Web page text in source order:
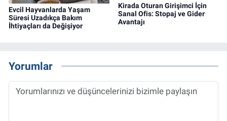
Evcil Hayvanlarda Yaşam
Süresi Uzadıkça Bakım
İhtiyaçları da Değişiyor
Kirada Oturan Girişimci İçin
Sanal Ofis: Stopaj ve Gider
Avantajı
Yorumlar